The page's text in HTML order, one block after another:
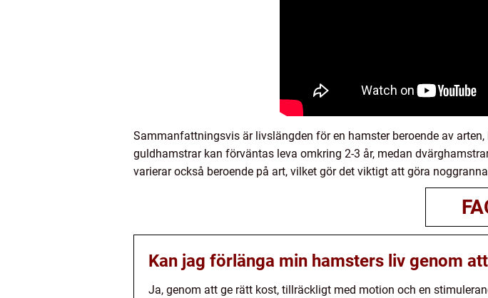
Sammanfattningsvis är livslängden för en hamster beroende av
guldhamstrar kan förväntas leva omkring 2-3 år, medan
varierar också beroende på art, vilket gör det viktigt att göra
Kan jag förlänga min hamsters liv genom
Ja, genom att ge rätt kost, tillräckligt med motion och en